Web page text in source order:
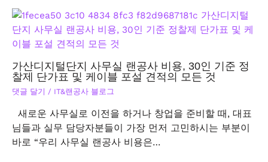
가산디지털단지 사무실 랜공사 비용, 30인 기준 정
찰제 단가표 및 케이블 포설 견적의 모든 것
댓글 달기 / IT&랜공사 블로그
새로운 사무실로 이전을 하거나 창업을 준비할 때, 대표
님들과 실무 담당자분들이 가장 먼저 고민하시는 부분이
바로 “우리 사무실 랜공사 비용은…